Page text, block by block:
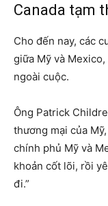
Canada tạm
Cho đến nay, các
giữa Mỹ và
ngoài cuộc.
Ông Patrick
thương mại của
chính phủ Mỹ và
khoản cốt lõi, rồi
đi.”